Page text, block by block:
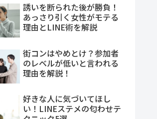
誘いを断られた後が勝負！
あっさり引く女性がモテる
理由とLINE術を解説
街コンはやめとけ？参加者
のレベルが低いと言われる
理由を解説！
好きな人に気づいてほし
い！LINEステメの匂わせテ